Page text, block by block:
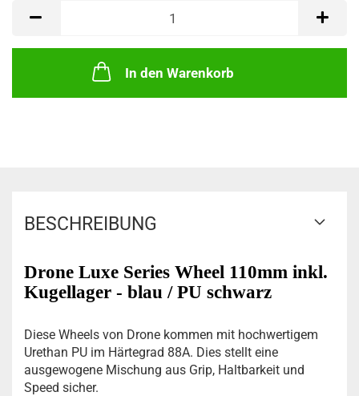
In den Warenkorb
BESCHREIBUNG
Drone Luxe Series Wheel 110mm inkl.
Kugellager - blau / PU schwarz
Diese Wheels von Drone kommen mit hochwertigem
Urethan PU im Härtegrad 88A. Dies stellt eine
ausgewogene Mischung aus Grip, Haltbarkeit und
Speed sicher.